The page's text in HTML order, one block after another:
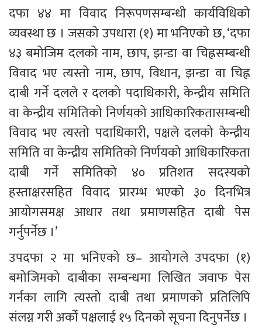
दफा ४४ मा विवाद निरूपणसम्बन्धी कार्यविधिको
व्यवस्था छ । जसको उपधारा (१) मा भनिएको छ, ‘दफा
४३ बमोजिम दलको नाम, छाप, झन्डा वा चिह्नसम्बन्धी
विवाद भए त्यस्तो नाम, छाप, विधान, झन्डा वा चिह्न
दाबी गर्ने दलले र दलको पदाधिकारी, केन्द्रीय समिति
वा केन्द्रीय समितिको निर्णयको आधिकारिकतासम्बन्धी
विवाद भए त्यस्तो पदाधिकारी, पक्षले दलको केन्द्रीय
समिति वा केन्द्रीय समितिको निर्णयको आधिकारिकता
दाबी गर्ने समितिको ४० प्रतिशत सदस्यको
हस्ताक्षरसहित विवाद प्रारम्भ भएको ३० दिनभित्र
आयोगसमक्ष आधार तथा प्रमाणसहित दाबी पेस
गर्नुपर्नेछ ।’
उपदफा २ मा भनिएको छ– आयोगले उपदफा (१)
बमोजिमको दाबीका सम्बन्धमा लिखित जवाफ पेस
गर्नका लागि त्यस्तो दाबी तथा प्रमाणको प्रतिलिपि
संलग्न गरी अर्को पक्षलाई १५ दिनको सूचना दिनुपर्नेछ ।